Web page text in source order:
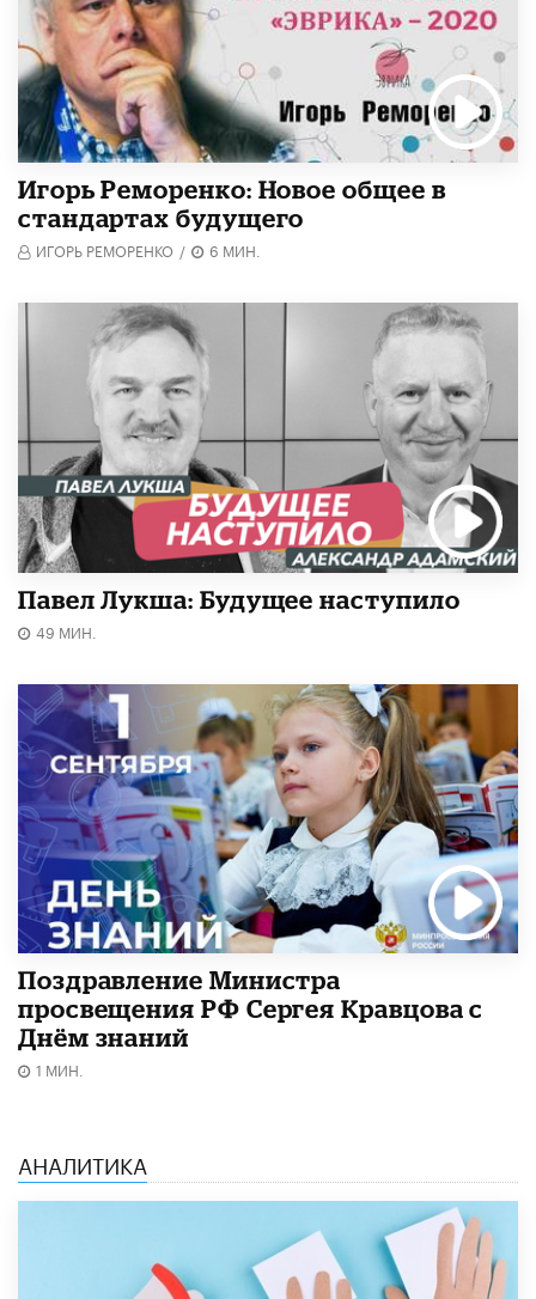
Игорь Реморенко: Новое общее в
стандартах будущего
ИГОРЬ РЕМОРЕНКО / 6 МИН.
Павел Лукша: Будущее наступило
49 МИН.
Поздравление Министра
просвещения РФ Сергея Кравцова с
Днём знаний
1 МИН.
АНАЛИТИКА